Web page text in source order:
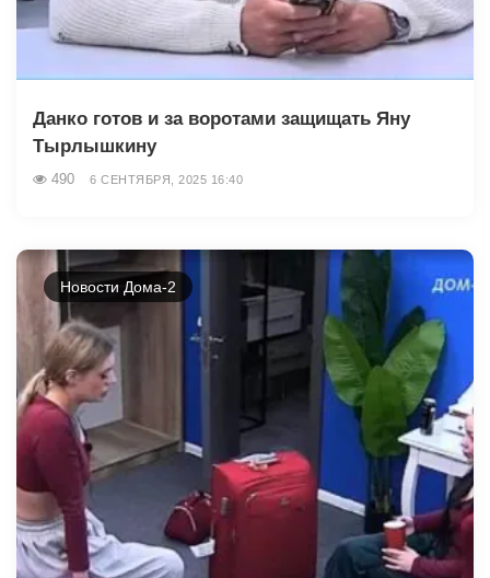
Данко готов и за воротами защищать Яну
Тырлышкину
490 6 СЕНТЯБРЯ, 2025 16:40
Новости Дома-2